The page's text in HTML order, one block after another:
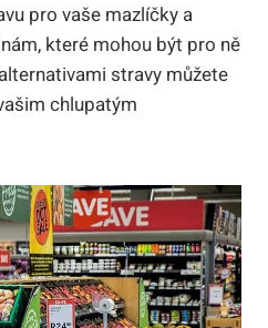
pro vaše mazlíčky a
které mohou být pro ně
stravy můžete
chlupatým